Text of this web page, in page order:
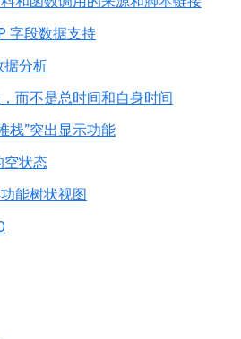
字段数据支持
据分析
而不是总时间和自身时间
栈”突出显示功能
空状态
能树状视图